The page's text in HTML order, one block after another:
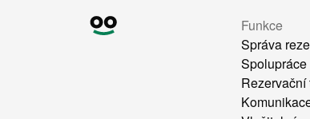
Funkce
Správa
Spolupráce
Rezervační